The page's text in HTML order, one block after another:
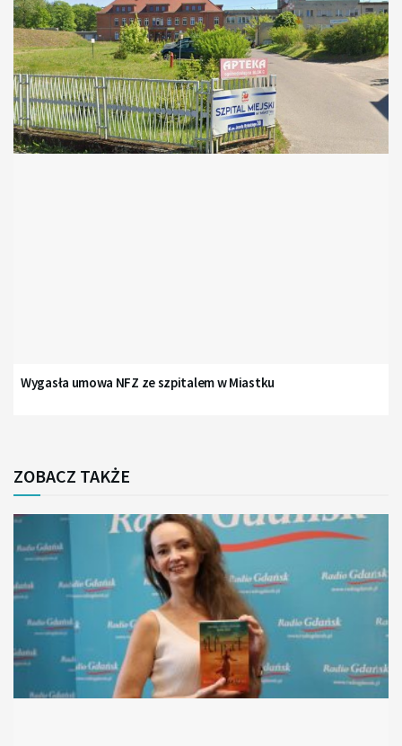
Wygasła umowa NFZ ze szpitalem w Miastku
ZOBACZ TAKŻE